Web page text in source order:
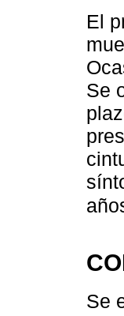
El
Se
Se